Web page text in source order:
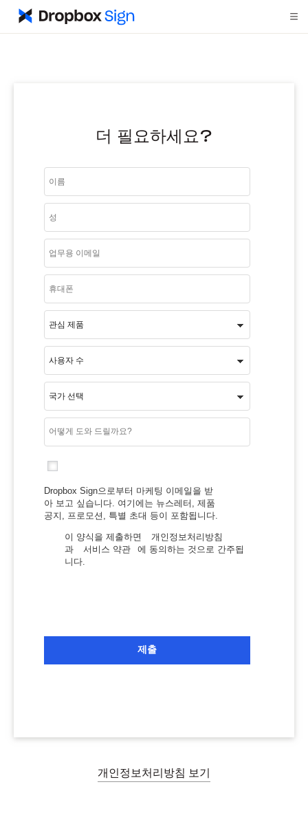
더 필요하세요?
Dropbox Sign으로부터 마케팅 이메일을 받
아 보고 싶습니다. 여기에는 뉴스레터, 제품
공지, 프로모션, 특별 초대 등이 포함됩니다.
이 양식을 제출하면
개인정보처리방침
과
서비스 약관
에 동의하는 것으로 간주됩
니다.
제출
개인정보처리방침 보기